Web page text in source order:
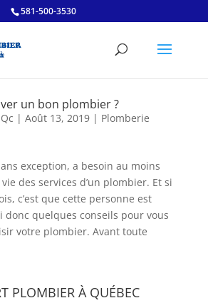
581-500-3530
un bon plombier ?
| Août 13, 2019| Plomberie
exception, a besoin au moins
des services d’un plombier. Et si
c’est que cette personne est
donc quelques conseils pour vous
votre plombier. Avant toute
PLOMBIER À QUÉBEC